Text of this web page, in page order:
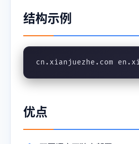
结构示例
cn.xianjuezhe.com
优点